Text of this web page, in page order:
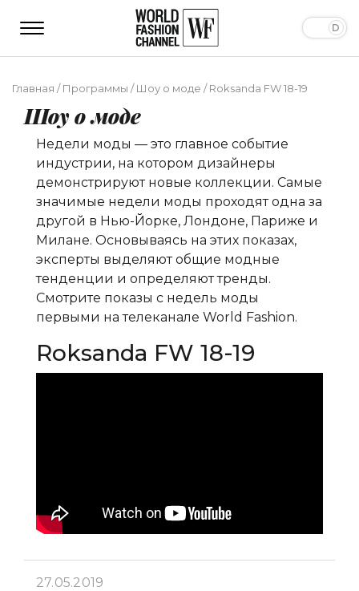
Главная /Программы /Шоу о моде /Roksanda FW 18-19
Шоу о моде
Недели моды — это главное событие
индустрии, на котором дизайнеры
демонстрируют новые коллекции. Самые
значимые недели моды проходят одна за
другой в Нью-Йорке, Лондоне, Париже и
Милане. Основываясь на этих показах,
эксперты выделяют общие модные
тенденции и определяют тренды.
Смотрите показы с недель моды
первыми на телеканале World Fashion.
Roksanda FW 18-19
27.05.2019